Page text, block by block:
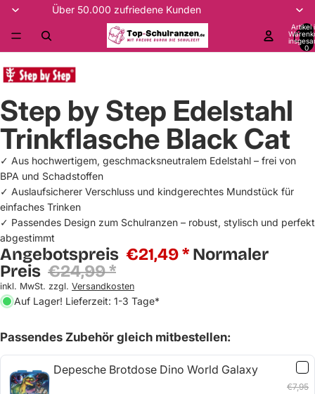
Über 50.000 zufriedene Kunden
Artikel
0
Step by Step Edelstahl
Trinkflasche Black Cat
✓ Aus hochwertigem, geschmacksneutralem Edelstahl – frei von
BPA und Schadstoffen
✓ Auslaufsicherer Verschluss und kindgerechtes Mundstück für
einfaches Trinken
✓ Passendes Design zum Schulranzen – robust, stylisch und perfekt
abgestimmt
Angebotspreis €21,49 *Normaler
Preis €24,99 *
inkl. MwSt. zzgl. Versandkosten
Auf Lager! Lieferzeit: 1-3 Tage*
Passendes Zubehör gleich mitbestellen:
Depesche Brotdose Dino World Galaxy
€7,95